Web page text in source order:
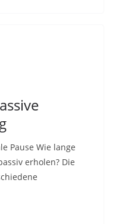
Pause Wie lange
erholen? Die